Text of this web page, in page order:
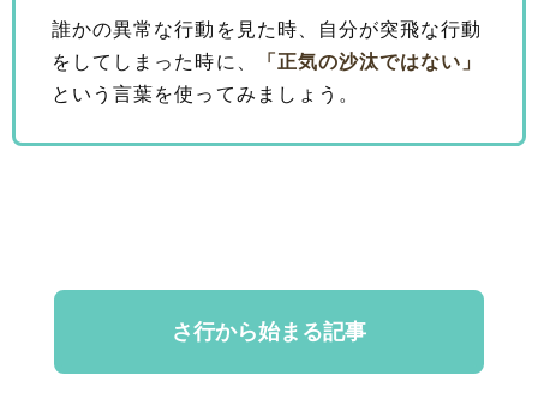
誰かの異常な行動を見た時、自分が突飛な行動
をしてしまった時に、
「正気の沙汰ではない」
という言葉を使ってみましょう。
さ行から始まる記事